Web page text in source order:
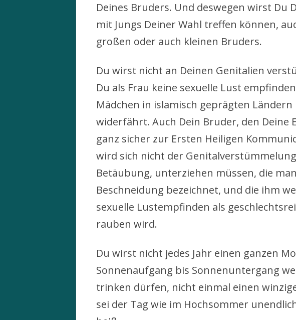
Deines Bruders. Und deswegen wirst Du
mit Jungs Deiner Wahl treffen können,
großen oder auch kleinen Bruders.
Du wirst nicht an Deinen Genitalien
Du als Frau keine sexuelle Lust
Mädchen in islamisch geprägten
widerfährt. Auch Dein Bruder, den Deine
ganz sicher zur Ersten Heiligen
wird sich nicht der
Betäubung, unterziehen müssen, die
Beschneidung bezeichnet, und die ihm
sexuelle Lustempfinden als
rauben wird.
Du wirst nicht jedes Jahr einen ganzen
Sonnenaufgang bis Sonnenuntergang
trinken dürfen, nicht einmal einen
sei der Tag wie im Hochsommer